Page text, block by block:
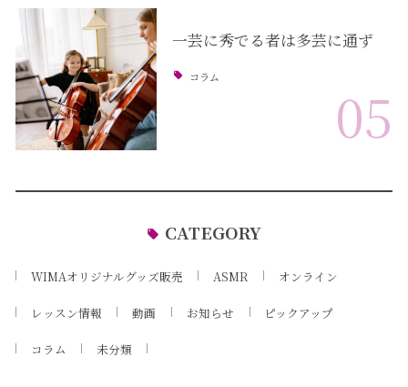
一芸に秀でる者は多芸に通ず
コラム
05
CATEGORY
WIMAオリジナルグッズ販売 ASMR オンライン
レッスン情報 動画 お知らせ ピックアップ
コラム 未分類